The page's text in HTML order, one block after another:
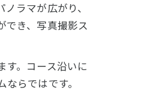
ラマが広がり、
でき、写真撮影ス
。コース沿いに
らではです。